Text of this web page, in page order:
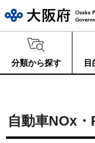
分類から探す 目
自動車NOx・